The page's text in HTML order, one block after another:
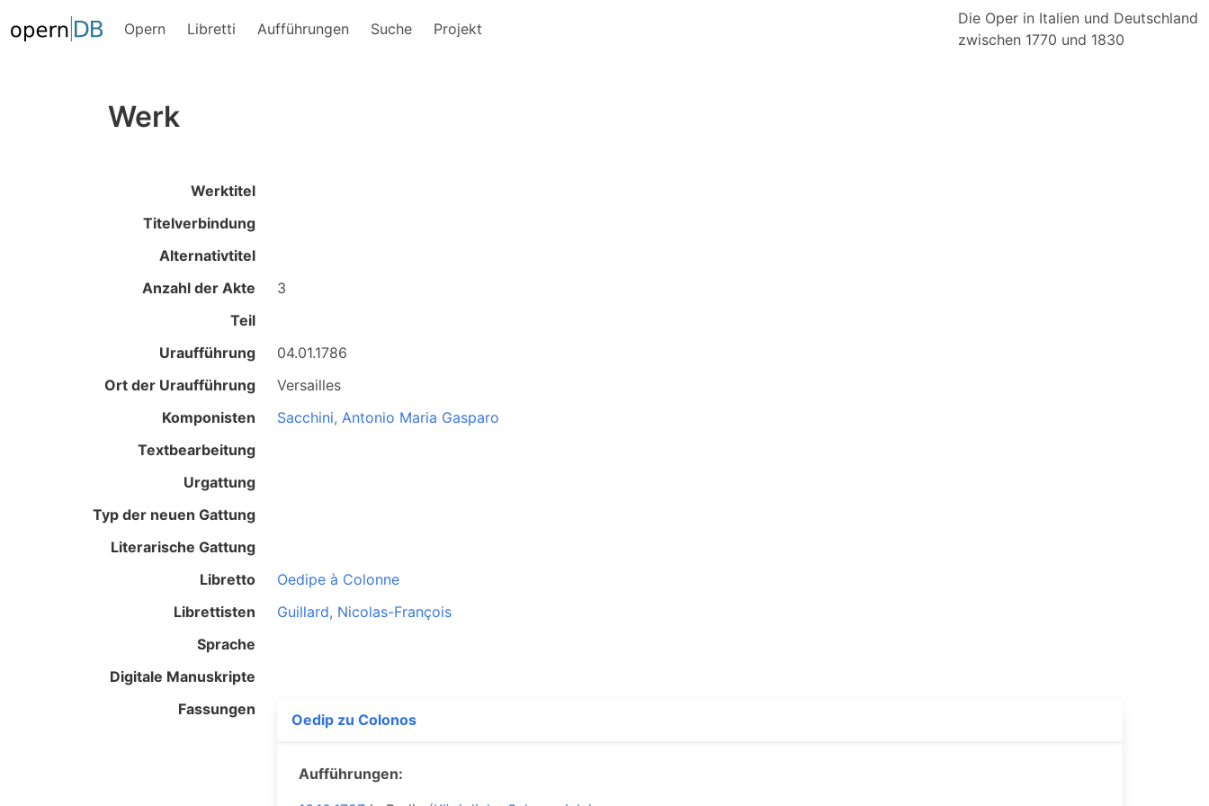
Opern Libretti Aufführungen Suche Projekt
Die Oper in Italien und Deutschland
zwischen 1770 und 1830
Werk
Werktitel
Titelverbindung
Alternativtitel
Anzahl der Akte
3
Teil
Uraufführung
04.01.1786
Ort der Uraufführung
Versailles
Komponisten
Sacchini, Antonio Maria Gasparo
Textbearbeitung
Urgattung
Typ der neuen Gattung
Literarische Gattung
Libretto
Oedipe à Colonne
Librettisten
Guillard, Nicolas-François
Sprache
Digitale Manuskripte
Fassungen
Oedip zu Colonos
Aufführungen: